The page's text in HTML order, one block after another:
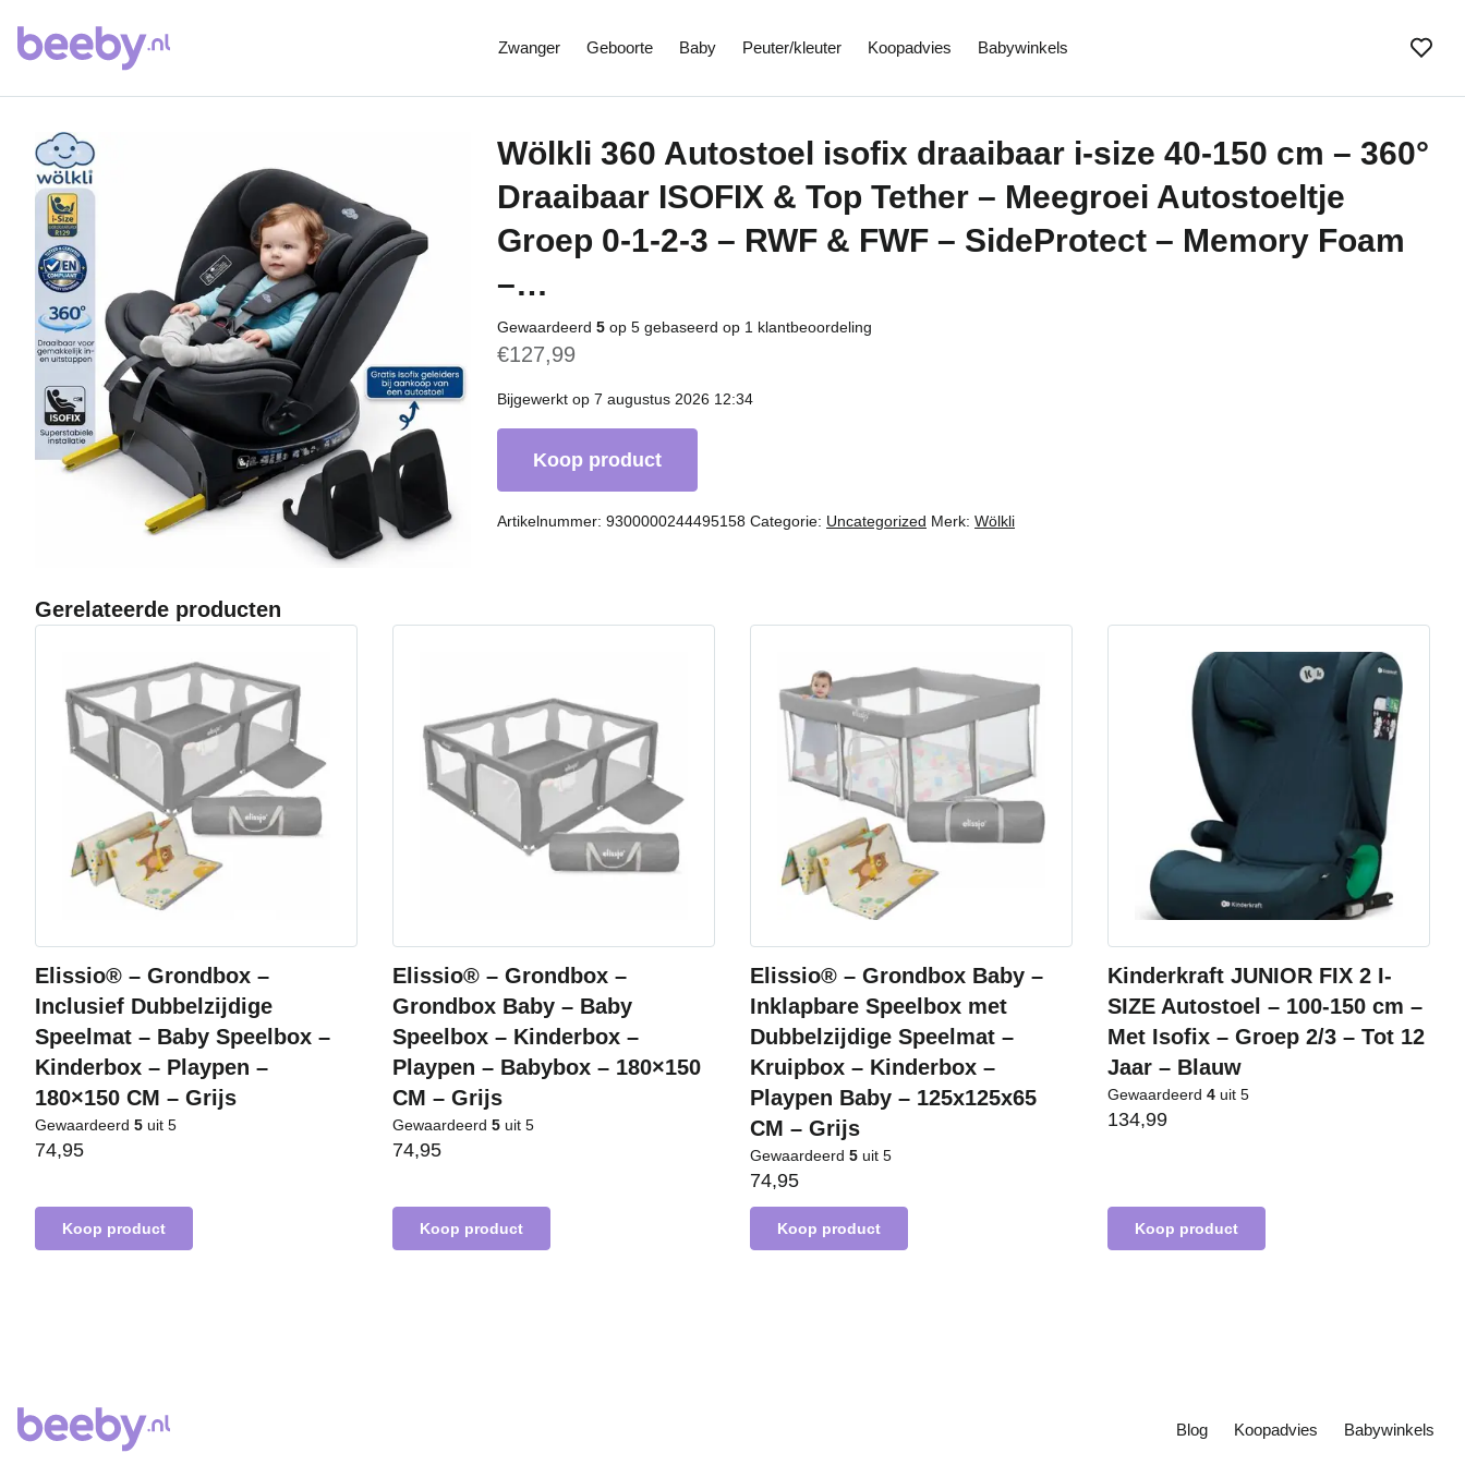
Zwanger Geboorte Baby Peuter/kleuter Koopadvies Babywinkels
Wölkli 360 Autostoel isofix draaibaar i-size 40-150 cm – 360°
Draaibaar ISOFIX & Top Tether – Meegroei Autostoeltje
Groep 0-1-2-3 – RWF & FWF – SideProtect – Memory Foam
–…
Gewaardeerd 5 op 5 gebaseerd op 1 klantbeoordeling
€127,99
Bijgewerkt op 7 augustus 2026 12:34
Koop product
Artikelnummer: 9300000244495158 Categorie: Uncategorized Merk: Wölkli
Gerelateerde producten
Elissio® – Grondbox –
Inclusief Dubbelzijdige
Speelmat – Baby Speelbox –
Kinderbox – Playpen –
180×150 CM – Grijs
Gewaardeerd 5 uit 5
74,95
Koop product
Elissio® – Grondbox –
Grondbox Baby – Baby
Speelbox – Kinderbox –
Playpen – Babybox – 180×150
CM – Grijs
Gewaardeerd 5 uit 5
74,95
Koop product
Elissio® – Grondbox Baby –
Inklapbare Speelbox met
Dubbelzijdige Speelmat –
Kruipbox – Kinderbox –
Playpen Baby – 125x125x65
CM – Grijs
Gewaardeerd 5 uit 5
74,95
Koop product
Kinderkraft JUNIOR FIX 2 I-
SIZE Autostoel – 100-150 cm –
Met Isofix – Groep 2/3 – Tot 12
Jaar – Blauw
Gewaardeerd 4 uit 5
134,99
Koop product
Blog Koopadvies Babywinkels